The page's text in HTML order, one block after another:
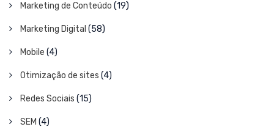
Marketing de Conteúdo (19)
Marketing Digital (58)
Mobile (4)
Otimização de sites (4)
Redes Sociais (15)
SEM (4)